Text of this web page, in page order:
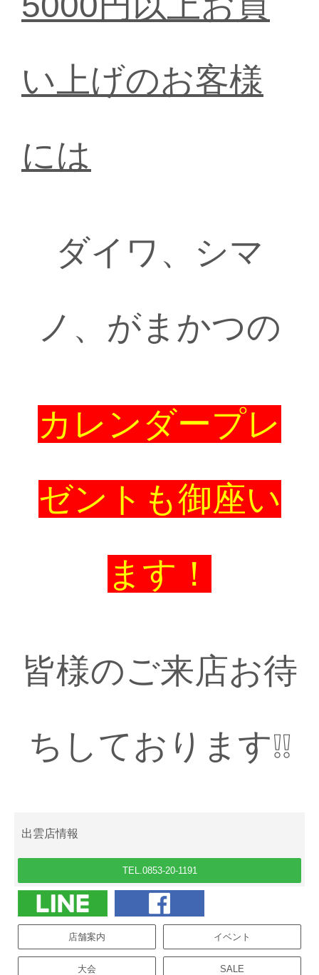
い上げのお客様
には
ダイワ、シマ
ノ、がまかつの
カレンダープレ
ゼントも御座い
ます！
皆様のご来店お待
ちしております❕❕
出雲店情報
TEL.0853-20-1191
店舗案内 イベント
大会 SALE